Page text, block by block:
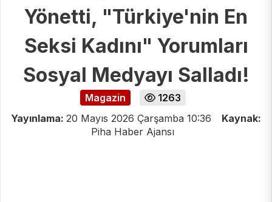
Yönetti, "Türkiye'nin En
Seksi Kadını" Yorumları
Sosyal Medyayı Salladı!
Magazin
1263
Yayınlama: 20 Mayıs 2026 Çarşamba 10:36
Kaynak:
Piha Haber Ajansı